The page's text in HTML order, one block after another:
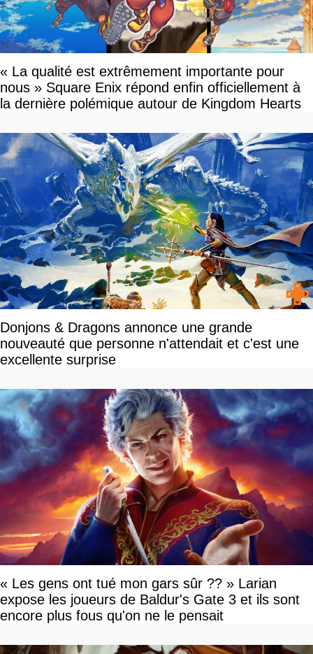
« La qualité est extrêmement importante pour
nous » Square Enix répond enfin officiellement à
la dernière polémique autour de Kingdom Hearts
Donjons & Dragons annonce une grande
nouveauté que personne n'attendait et c'est une
excellente surprise
« Les gens ont tué mon gars sûr ?? » Larian
expose les joueurs de Baldur's Gate 3 et ils sont
encore plus fous qu'on ne le pensait